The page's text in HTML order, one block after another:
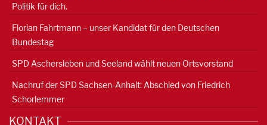
Politik für dich.
Florian Fahrtmann – unser Kandidat für den Deutschen
Bundestag
SPD Aschersleben und Seeland wählt neuen Ortsvorstand
Nachruf der SPD Sachsen-Anhalt: Abschied von Friedrich
Schorlemmer
KONTAKT